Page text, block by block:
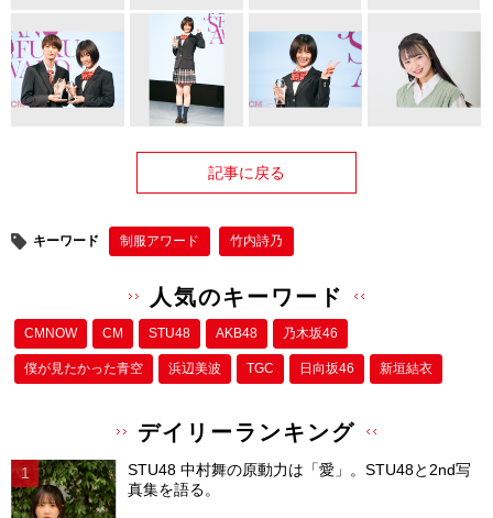
記事に戻る
キーワード 制服アワード 竹内詩乃
人気のキーワード
CMNOW CM STU48 AKB48 乃木坂46
僕が⾒たかった⻘空 浜辺美波 TGC 日向坂46 新垣結衣
デイリーランキング
STU48 中村舞の原動力は「愛」。STU48と2nd写
真集を語る。